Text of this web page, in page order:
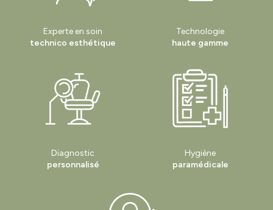
Experte en soin
technico esthétique
Technologie
haute gamme
Diagnostic
personnalisé
Hygiène
paramédicale